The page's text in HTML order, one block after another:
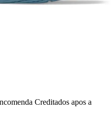
Creditados apos a